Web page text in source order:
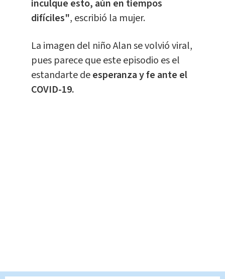
inculque esto, aún en tiempos
difíciles", escribió la mujer.
La imagen del niño Alan se volvió viral,
pues parece que este episodio es el
estandarte deesperanza y fe ante el
COVID-19.